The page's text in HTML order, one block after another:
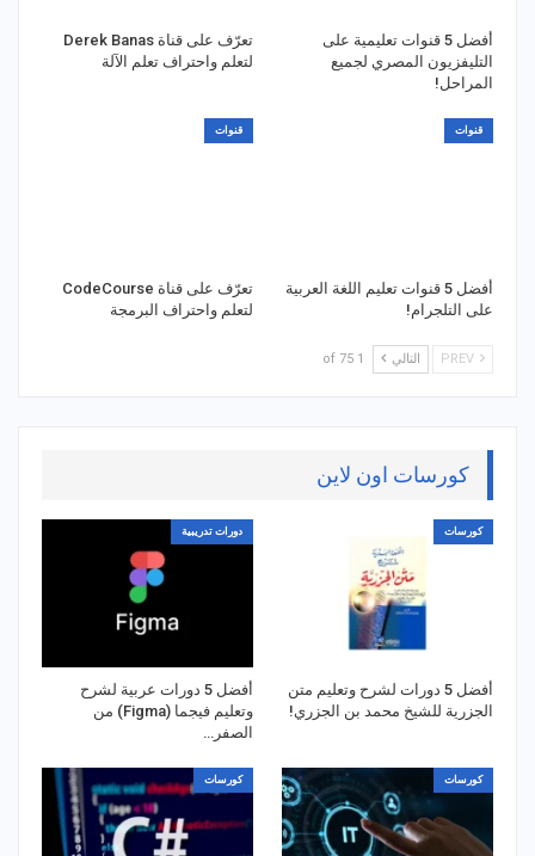
أفضل 5 قنوات تعليمية على
التليفزيون المصري لجميع
المراحل!
تعرّف على قناة Derek Banas
لتعلم واحتراف تعلم الآلة
قنوات
أفضل 5 قنوات تعليم اللغة العربية
على التلجرام!
قنوات
تعرّف على قناة CodeCourse
لتعلم واحتراف البرمجة
التالي 1 of 75
كورسات اون لاين
كورسات
أفضل 5 دورات لشرح وتعليم متن
الجزرية للشيخ محمد بن الجزري!
دورات تدريبية
أفضل 5 دورات عربية لشرح
وتعليم فيجما (Figma) من
الصفر…
كورسات كورسات